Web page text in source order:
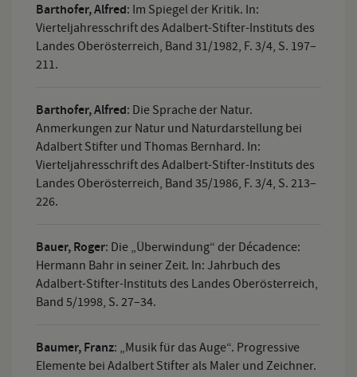
Barthofer, Alfred: Im Spiegel der Kritik. In:
Vierteljahresschrift des Adalbert-Stifter-Instituts des
Landes Oberösterreich, Band 31/1982, F. 3/4, S. 197–
211.
Barthofer, Alfred: Die Sprache der Natur.
Anmerkungen zur Natur und Naturdarstellung bei
Adalbert Stifter und Thomas Bernhard. In:
Vierteljahresschrift des Adalbert-Stifter-Instituts des
Landes Oberösterreich, Band 35/1986, F. 3/4, S. 213–
226.
Bauer, Roger: Die „Überwindung“ der Décadence:
Hermann Bahr in seiner Zeit. In: Jahrbuch des
Adalbert-Stifter-Instituts des Landes Oberösterreich,
Band 5/1998, S. 27–34.
Baumer, Franz: „Musik für das Auge“. Progressive
Elemente bei Adalbert Stifter als Maler und Zeichner.